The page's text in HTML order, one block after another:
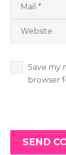
Save my
browser
SEND